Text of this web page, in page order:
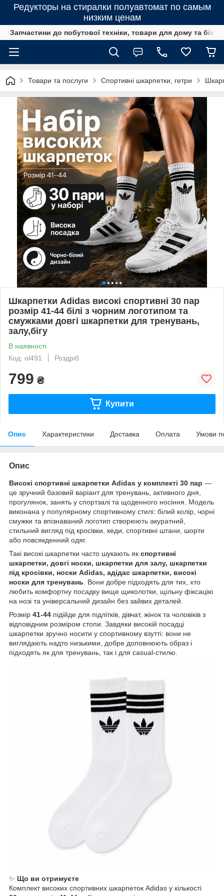
Редукторы на стиралки полуавтомат по самым
низким ценам
Запчастини до побутової техніки, товари для дому та
Товари та послуги Спортивні шкарпетки, гетри
Шкарпетки Adidas високі спортивні 30 пар
розмір 41-44 білі з чорним логотипом та
смужками довгі шкарпетки для тренувань,
залу,бігу
В наявності
Код: ol491
Роздріб
799 ₴
Купити
Опис Характеристики Доставка Оплата Умови
Опис
Високі спортивні шкарпетки Adidas у комплекті 30 пар —
це зручний базовий варіант для тренувань, активного дня,
прогулянок, занять у спортзалі та щоденного носіння. Модель
виконана у популярному спортивному стилі: білий колір, чорні
смужки та впізнаваний логотип створюють акуратний,
стильний вигляд під кросівки, кеди, спортивні штани, шорти
або повсякденний одяг.
Такі високі шкарпетки часто шукають як спортивні
шкарпетки, довгі носки, шкарпетки для залу, шкарпетки
під кросівки, носки Adidas, адідас шкарпетки, високі
носки для тренувань . Вони добре підходять для тих, хто
любить комфортну посадку вище щиколотки, щільну фіксацію
на нозі та універсальний дизайн без зайвих деталей.
Розмір 41-44 підійде для підлітків, дівчат, жінок та чоловіків з
відповідним розміром стопи. Завдяки високій посадці
шкарпетки зручно носити у спортивному взутті: вони не
виглядають надто низькими, добре доповнюють образ і
підходять як для тренувань, так і для casual-стилю.
✨ Що ви отримуєте
Комплект високих спортивних шкарпеток Adidas у кількості